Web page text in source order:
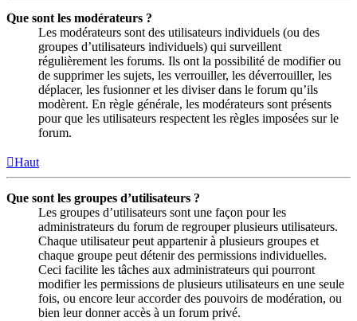
Que sont les modérateurs ?
Les modérateurs sont des utilisateurs individuels (ou des
groupes d’utilisateurs individuels) qui surveillent
régulièrement les forums. Ils ont la possibilité de modifier ou
de supprimer les sujets, les verrouiller, les déverrouiller, les
déplacer, les fusionner et les diviser dans le forum qu’ils
modèrent. En règle générale, les modérateurs sont présents
pour que les utilisateurs respectent les règles imposées sur le
forum.
Haut
Que sont les groupes d’utilisateurs ?
Les groupes d’utilisateurs sont une façon pour les
administrateurs du forum de regrouper plusieurs utilisateurs.
Chaque utilisateur peut appartenir à plusieurs groupes et
chaque groupe peut détenir des permissions individuelles.
Ceci facilite les tâches aux administrateurs qui pourront
modifier les permissions de plusieurs utilisateurs en une seule
fois, ou encore leur accorder des pouvoirs de modération, ou
bien leur donner accès à un forum privé.